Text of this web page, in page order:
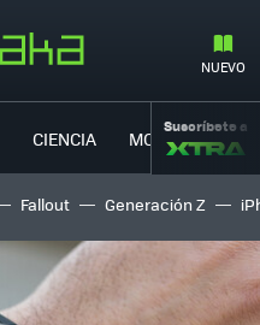
NUEVO
CIENCIA MOVILIDAD
Suscríbete a
Fallout Generación Z